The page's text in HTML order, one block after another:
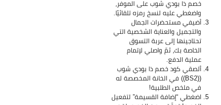
خصم ذا بودي شوب على الموفر،
واضغطي عليه لنسخ رمزه تلقائيًا.
أضيفي مستحضرات الجمال
والتجميل والعناية الشخصية التي
تحتاجينها إلى عربة التسوق
الخاصة بك، ثمّ واصلي لإتمام
عملية الدفع.
ألصقي كود خصم ذا بودي شوب
((BS2)) في الخانة المخصصة له
في ملخص الطلبية!
اضغطي “إضافة القسيمة” لتفعيل